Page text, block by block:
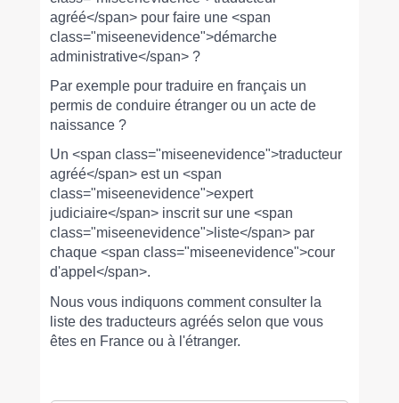
agréé</span> pour faire une <span
class="miseenevidence">démarche
administrative</span> ?
Par exemple pour traduire en français un
permis de conduire étranger ou un acte de
naissance ?
Un <span class="miseenevidence">traducteur
agréé</span> est un <span
class="miseenevidence">expert
judiciaire</span> inscrit sur une <span
class="miseenevidence">liste</span> par
chaque <span class="miseenevidence">cour
d'appel</span>.
Nous vous indiquons comment consulter la
liste des traducteurs agréés selon que vous
êtes en France ou à l'étranger.